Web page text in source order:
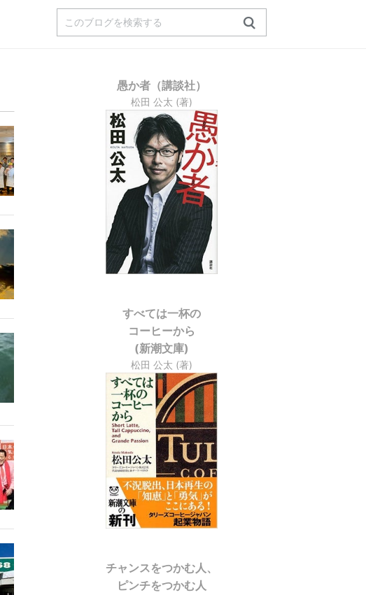
愚か者（講談社）
松田 公太 (著)
すべては一杯の
コーヒーから
(新潮文庫)
松田 公太 (著)
チャンスをつかむ人、
ピンチをつかむ人